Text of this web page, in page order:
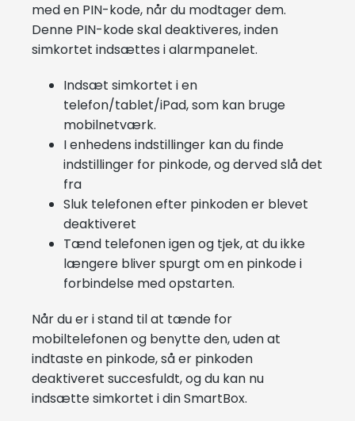
med en PIN-kode, når du modtager dem.
Denne PIN-kode skal deaktiveres, inden
simkortet indsættes i alarmpanelet.
Indsæt simkortet i en
telefon/tablet/iPad, som kan bruge
mobilnetværk.
I enhedens indstillinger kan du finde
indstillinger for pinkode, og derved slå det
fra
Sluk telefonen efter pinkoden er blevet
deaktiveret
Tænd telefonen igen og tjek, at du ikke
længere bliver spurgt om en pinkode i
forbindelse med opstarten.
Når du er i stand til at tænde for
mobiltelefonen og benytte den, uden at
indtaste en pinkode, så er pinkoden
deaktiveret succesfuldt, og du kan nu
indsætte simkortet i din SmartBox.